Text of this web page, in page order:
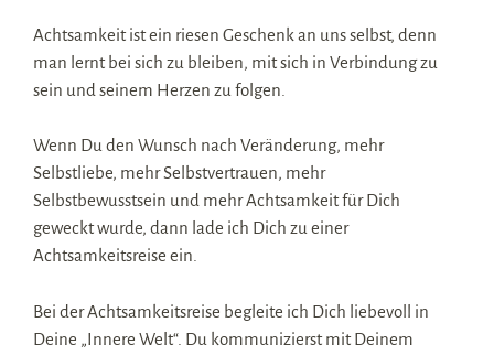
Achtsamkeit ist ein riesen Geschenk an uns selbst, denn
man lernt bei sich zu bleiben, mit sich in Verbindung zu
sein und seinem Herzen zu folgen.
Wenn Du den Wunsch nach Veränderung, mehr
Selbstliebe, mehr Selbstvertrauen, mehr
Selbstbewusstsein und mehr Achtsamkeit für Dich
geweckt wurde, dann lade ich Dich zu einer
Achtsamkeitsreise ein.
Bei der Achtsamkeitsreise begleite ich Dich liebevoll in
Deine „Innere Welt“. Du kommunizierst mit Deinem